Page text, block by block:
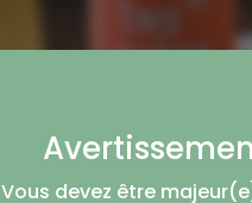
Vous devez être